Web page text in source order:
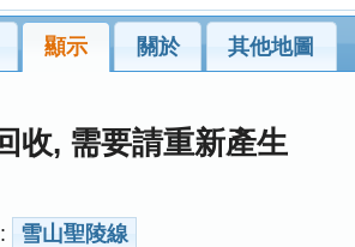
顯示 關於 其他地圖
收, 需要請重新產生
雪山聖陵線